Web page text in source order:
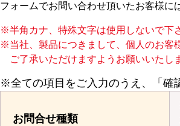
フォームでお問い合わせ頂いたお客様に
半角カナ、特殊文字は使用しないで下
当社、製品につきまして、個人のお客
ご了承いただけますようお願いいたし
※全ての項目をご入力のうえ、「確
お問合せ種類